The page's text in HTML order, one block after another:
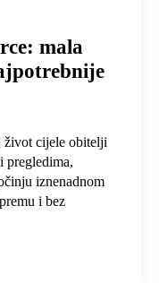
mala
život cijele obitelji
pregledima,
iznenadnom
i bez